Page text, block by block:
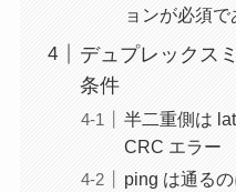
ョンが必須で
デュプレックス
条件
半二重側は
CRC エラー
ping は通る